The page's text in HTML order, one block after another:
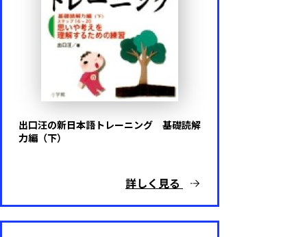
出口汪の新日本語トレーニング 基礎読解
力編（下）
詳しく見る